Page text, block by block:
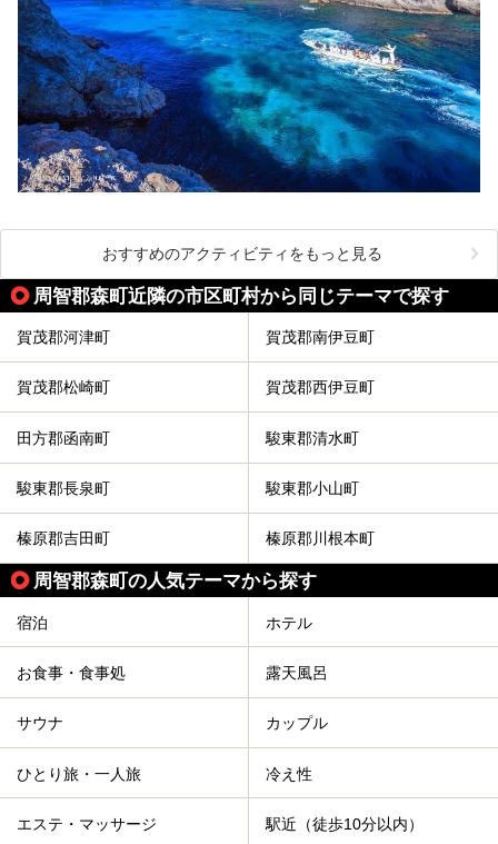
おすすめのアクティビティをもっと見る
周智郡森町近隣の市区町村から同じテーマで探す
賀茂郡河津町 賀茂郡南伊豆町
賀茂郡松崎町 賀茂郡西伊豆町
田方郡函南町 駿東郡清水町
駿東郡長泉町 駿東郡小山町
榛原郡吉田町 榛原郡川根本町
周智郡森町の人気テーマから探す
宿泊 ホテル
お食事・食事処 露天風呂
サウナ カップル
ひとり旅・一人旅 冷え性
エステ・マッサージ 駅近（徒歩10分以内）